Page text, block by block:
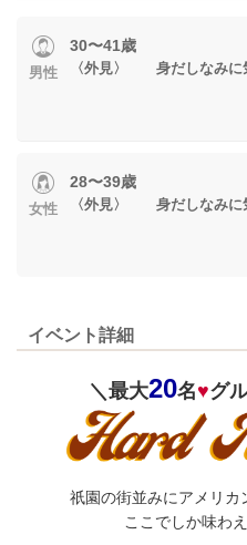
男性
30〜41歳
〈外見〉 身だしなみに
女性
28〜39歳
〈外見〉 身だしなみに
イベント詳細
＼最大20名♥グ
祇園の街並みにアメリカ
ここでしか味わ